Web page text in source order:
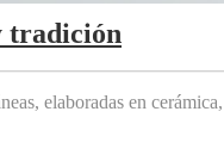
tradición
elaboradas en